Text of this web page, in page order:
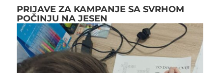
PRIJAVE ZA KAMPANJE SA SVRHOM
POČINJU NA JESEN